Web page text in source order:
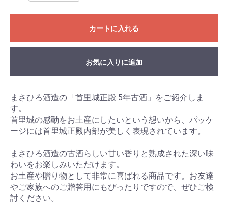
カートに入れる
お気に入りに追加
まさひろ酒造の「首里城正殿 5年古酒」をご紹介しま
す。
首里城の感動をお土産にしたいという想いから、パッケ
ージには首里城正殿内部が美しく表現されています。
まさひろ酒造の古酒らしい甘い香りと熟成された深い味
わいをお楽しみいただけます。
お土産や贈り物として非常に喜ばれる商品です。お友達
やご家族へのご贈答用にもぴったりですので、ぜひご検
討ください。